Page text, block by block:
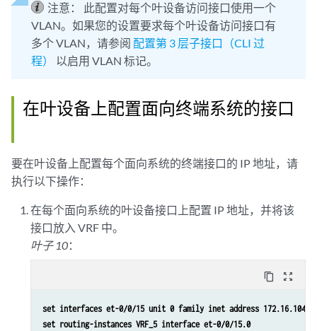
注意：
此配置对每个叶设备访问接口使用一个
VLAN。如果您的设置要求每个叶设备访问接口有
多个 VLAN，请参阅 配置第 3 层子接口（CLI 过
程）
以启用 VLAN 标记。
在叶设备上配置面向终端系统的接口
要在叶设备上配置每个面向系统的终端接口的 IP 地址，请
执行以下操作：
在每个面向系统的叶设备接口上配置 IP 地址，并将该
接口放入 VRF 中。
叶子 10：
content_copy zoom_out_map
set interfaces et-0/0/15 unit 0 family inet address
set routing-instances VRF_5 interface et-0/0/15.0